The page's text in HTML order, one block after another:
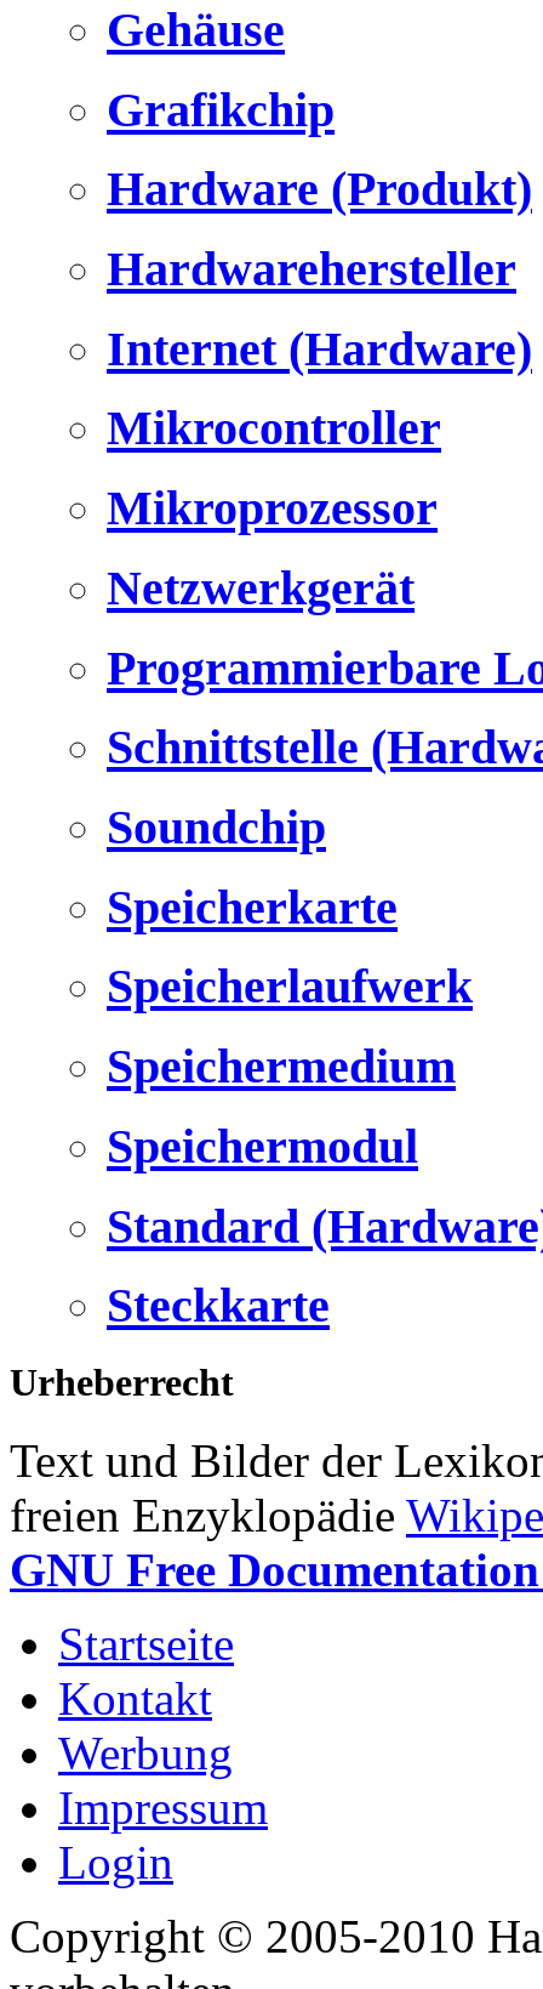
Gehäuse
Grafikchip
Hardware (Produkt)
Hardwarehersteller
Internet (Hardware)
Mikrocontroller
Mikroprozessor
Netzwerkgerät
Programmierbare
Schnittstelle
Soundchip
Speicherkarte
Speicherlaufwerk
Speichermedium
Speichermodul
Standard
Steckkarte
Urheberrecht
Text und Bilder der
freien Enzyklopädie
GNU Free
Startseite
Kontakt
Werbung
Impressum
Login
Copyright © 2005-2010